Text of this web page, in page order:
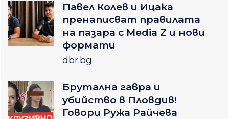
Павел Колев и Ицака
пренаписват правилата
на пазара с Media Z и нови
формати
dbr.bg
Брутална гавра и
убийство в Пловдив!
Говори Ружа Райчева